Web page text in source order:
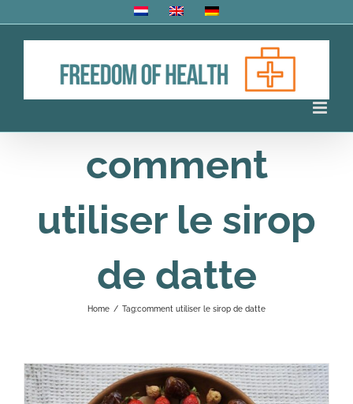
to
comment
utiliser le sirop
de datte
Home / Tag:comment utiliser le sirop de datte